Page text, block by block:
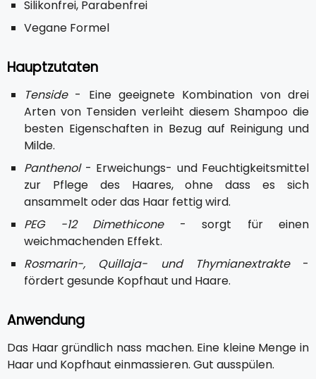
Silikonfrei, Parabenfrei
Vegane Formel
Hauptzutaten
Tenside- Eine geeignete Kombination von drei
Arten von Tensiden verleiht diesem Shampoo die
besten Eigenschaften in Bezug auf Reinigung und
Milde.
Panthenol- Erweichungs- und Feuchtigkeitsmittel
zur Pflege des Haares, ohne dass es sich
ansammelt oder das Haar fettig wird.
PEG -12 Dimethicone- sorgt für einen
weichmachenden Effekt.
Rosmarin-, Quillaja- und Thymianextrakte-
fördert gesunde Kopfhaut und Haare.
Anwendung
Das Haar gründlich nass machen. Eine kleine Menge in
Haar und Kopfhaut einmassieren. Gut ausspülen.